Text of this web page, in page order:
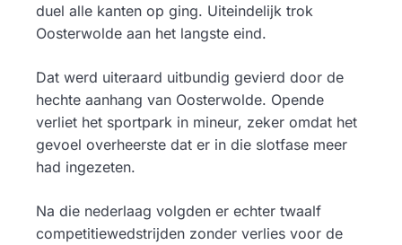
duel alle kanten op ging. Uiteindelijk trok
Oosterwolde aan het langste eind.
Dat werd uiteraard uitbundig gevierd door de
hechte aanhang van Oosterwolde. Opende
verliet het sportpark in mineur, zeker omdat het
gevoel overheerste dat er in die slotfase meer
had ingezeten.
Na die nederlaag volgden er echter twaalf
competitiewedstrijden zonder verlies voor de